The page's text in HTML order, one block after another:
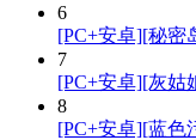
6
[PC+安卓][秘密
7
[PC+安卓][灰姑
8
[PC+安卓][蓝色